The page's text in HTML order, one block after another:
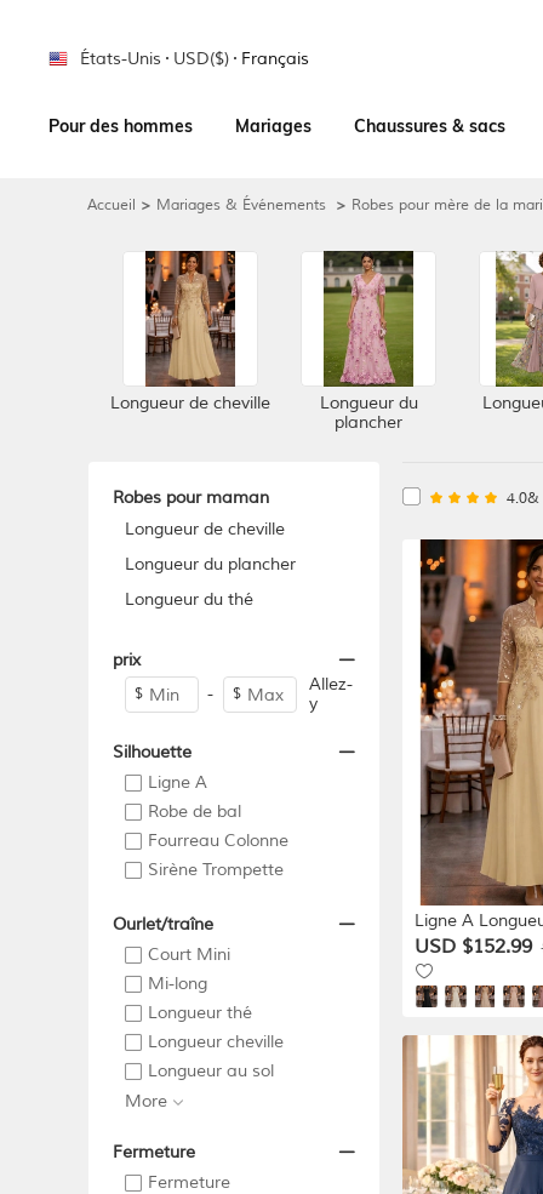
États-Unis USD($) Français
Pour des hommes Mariages Chaussures & sacs
Accueil > Mariages & Événements > Robes pour mère de la
Longueur de cheville
Longueur du
plancher
Robes pour maman
Longueur de cheville
Longueur du plancher
Longueur du thé
prix
$ - $
Allez-
y
Silhouette
Ligne A
Robe de bal
Fourreau Colonne
Sirène Trompette
Ourlet/traîne
Court Mini
Mi-long
Longueur thé
Longueur cheville
Longueur au sol
More
Fermeture
Fermeture
4.0&
Ligne A
de Mère de Mariée
3/4 Col en V
Luxueux
demoiselle d
mariage
Perlage
USD $152.99